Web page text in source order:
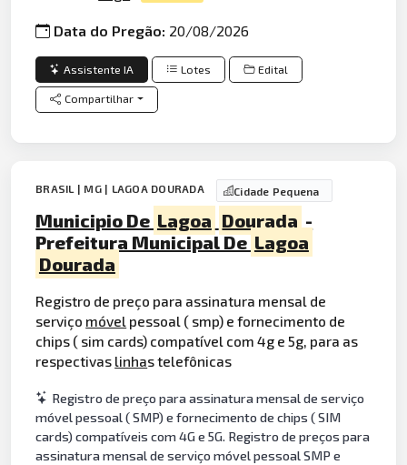
Data do Pregão: 20/08/2026
Assistente IA Lotes Edital
Compartilhar
BRASIL | MG | LAGOA DOURADA Cidade Pequena
Municipio De Lagoa Dourada -
Prefeitura Municipal De Lagoa
Dourada
Registro de preço para assinatura mensal de
serviço móvel pessoal ( smp) e fornecimento de
chips ( sim cards) compatível com 4g e 5g, para as
respectivas linhas telefônicas
Registro de preço para assinatura mensal de serviço
móvel pessoal ( SMP) e fornecimento de chips ( SIM
cards) compatíveis com 4G e 5G. Registro de preços para
assinatura mensal de serviço móvel pessoal SMP e